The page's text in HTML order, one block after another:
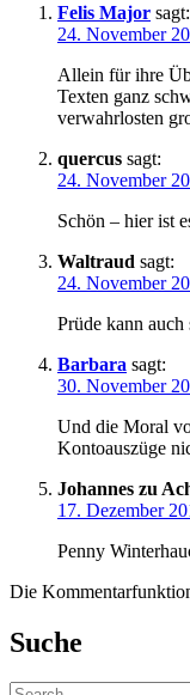
Felis Major sagt:
24. November
Allein für ihre
Texten ganz
verwahrlosten
quercus sagt:
24. November
Schön – hier ist
Waltraud sagt:
24. November
Prüde kann auch
Barbara sagt:
30. November
Und die Moral
Kontoauszüge
Johannes zu
17. Dezember
Penny
Die
Suche